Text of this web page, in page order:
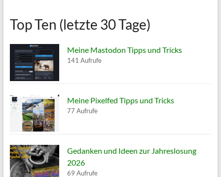
Top Ten (letzte 30 Tage)
Meine Mastodon Tipps und Tricks
141 Aufrufe
Meine Pixelfed Tipps und Tricks
77 Aufrufe
Gedanken und Ideen zur Jahreslosung
2026
69 Aufrufe